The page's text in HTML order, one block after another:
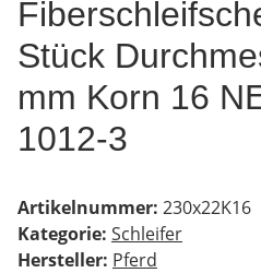
Stück
mm Korn 16
1012-3
Artikelnummer: 230x22K16
Kategorie: Schleifer
Hersteller: Pferd